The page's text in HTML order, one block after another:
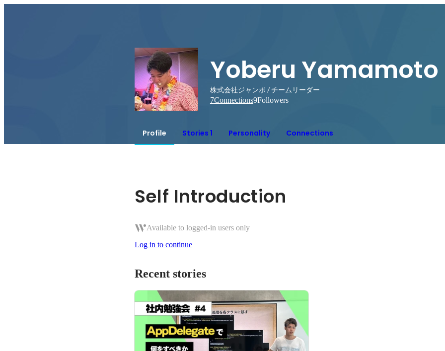
Yoberu Yamamoto
株式会社ジャンボ / チームリーダー
7Connections9Followers
Profile Stories 1 Personality Connections
Self Introduction
Available to logged-in users only
Log in to continue
Recent stories